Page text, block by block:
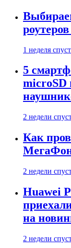
1 неделя
5
microSD
2 недели
Как
2 недели
Huawei
на
2 недели